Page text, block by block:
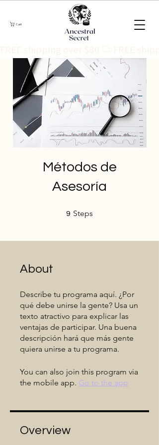
Cart
FREE shipping over $80
Métodos de
Asesoría
9 Steps
About
Describe tu programa aquí. ¿Por
qué debe unirse la gente? Usa un
texto atractivo para explicar las
ventajas de participar. Una buena
descripción hará que más gente
quiera unirse a tu programa.
You can also join this program via
the mobile app. Go to the app
Overview